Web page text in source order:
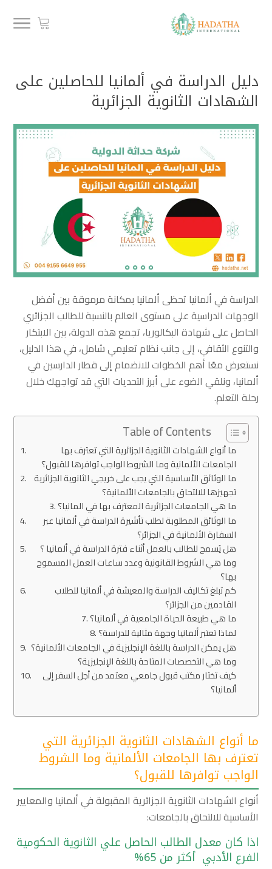
دليل الدراسة في ألمانيا للحاصلين على
الشهادات الثانوية الجزائرية
الدراسة في ألمانيا تحظى ألمانيا بمكانة مرموقة بين أفضل
الوجهات الدراسية على مستوى العالم بالنسبة للطالب الجزائري
الحاصل على شهادة البكالوريا، تجمع هذه الدولة، بين الابتكار
والتنوع الثقافي، إلى جانب نظام تعليمي شامل، في هذا الدليل،
نستعرض معًا أهم الخطوات للانضمام إلى قطار الدارسين في
ألمانيا، ونلقي الضوء على أبرز التحديات التي قد تواجهك خلال
رحلة التعلم.
Table of Contents
ما أنواع الشهادات الثانوية الجزائرية التي تعترف بها
الجامعات الألمانية وما الشروط الواجب توافرها للقبول؟
ما الوثائق الأساسية التي يجب على خريجي الثانوية الجزائرية
تجهيزها للالتحاق بالجامعات الألمانية؟
ما هي الجامعات الجزائرية المعترف بها في المانيا؟
ما الوثائق المطلوبة لطلب تأشيرة الدراسة في ألمانيا عبر
السفارة الألمانية في الجزائر؟
هل يُسمح للطالب بالعمل أثناء فترة الدراسة في ألمانيا ؟
وما هي الشروط القانونية وعدد ساعات العمل المسموح
بها؟
كم تبلغ تكاليف الدراسة والمعيشة في ألمانيا للطلاب
القادمين من الجزائر؟
ما هي طبيعة الحياة الجامعية في ألمانيا؟
لماذا تعتبر ألمانيا وجهة مثالية للدراسة؟
وما هي التخصصات المتاحة باللغة الإنجليزية؟
كيف تختار مكتب قبول جامعي معتمد من أجل السفر إلى
ألمانيا؟
ما أنواع الشهادات الثانوية الجزائرية التي
تعترف بها الجامعات الألمانية وما الشروط
الواجب توافرها للقبول؟
أنواع الشهادات الثانوية الجزائرية المقبولة في ألمانيا والمعايير
الأساسية للالتحاق بالجامعات:
اذا كان معدل الطالب الحاصل علي الثانوية الحكومية
الفرع الأدبي أكثر من 65%